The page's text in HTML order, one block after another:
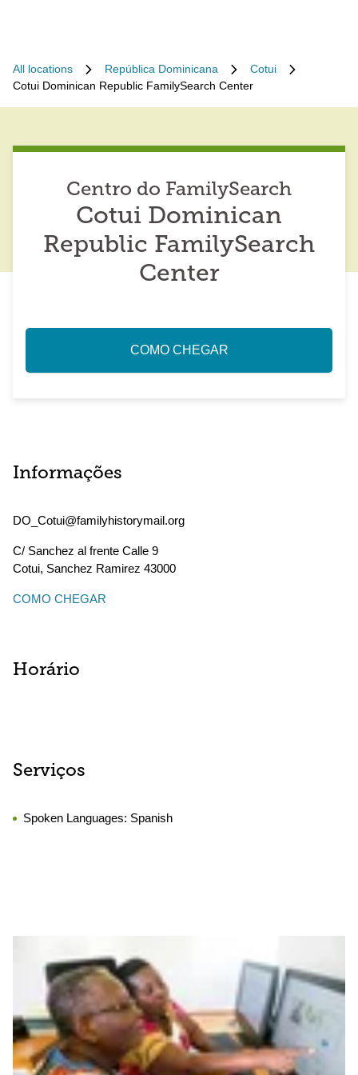
All locations República Dominicana
Cotui
Cotui Dominican Republic FamilySearch Center
Centro do FamilySearch
Cotui Dominican
Republic FamilySearch
Center
COMO CHEGAR
Informações
DO_Cotui@familyhistorymail.org
C/ Sanchez al frente Calle 9
Cotui, Sanchez Ramirez 43000
COMO CHEGAR
Horário
Serviços
Spoken Languages: Spanish